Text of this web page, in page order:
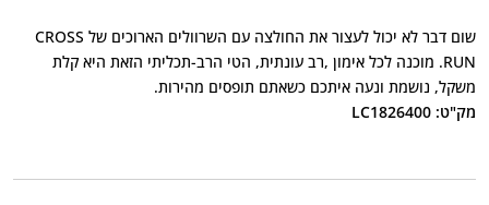
שום דבר לא יכול לעצור את החולצה עם השרוולים הארוכים של CROSS
RUN. מוכנה לכל אימון ,רב עונתית, הטי הרב-תכליתי הזאת היא קלת
משקל, נושמת ונעה איתכם כשאתם תופסים מהירות.
מק"ט: LC1826400